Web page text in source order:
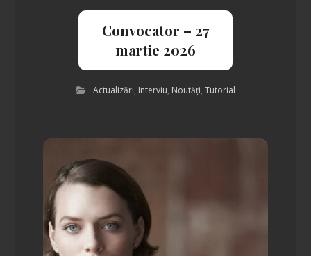
Convocator – 27
martie 2026
Actualizări, Interviu, Noutăți, Tutorial